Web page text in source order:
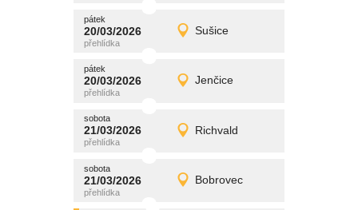
pátek
20/03/2026 Sušice
pátek
20/03/2026 Detail
promítání
pátek
20/03/2026 Jenčice
pátek
20/03/2026 Detail
promítání
sobota
21/03/2026 Richvald
sobota
21/03/2026 Detail
promítání
sobota
21/03/2026 Bobrovec
sobota
21/03/2026 Detail
promítání